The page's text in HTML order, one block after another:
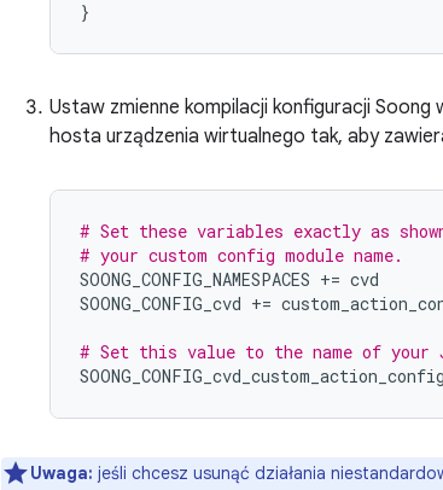
Ustaw zmienne kompilacji konfiguracji
hosta urządzenia wirtualnego tak, aby
# Set these variables exactly as
# your custom config module name.
SOONG_CONFIG_NAMESPACES += cvd
SOONG_CONFIG_cvd +=
# Set this value to the name of your
SOONG_CONFIG_cvd_custom_action_config
Uwaga: jeśli chcesz usunąć działania